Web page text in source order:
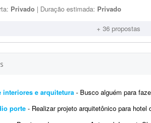
Privado | Duração estimada: Privado
+ 36 propostas
interiores e arquitetura - Busco alguém para fazer imagens realistas para
porte - Realizar projeto arquitetônico para hotel de médio porte e